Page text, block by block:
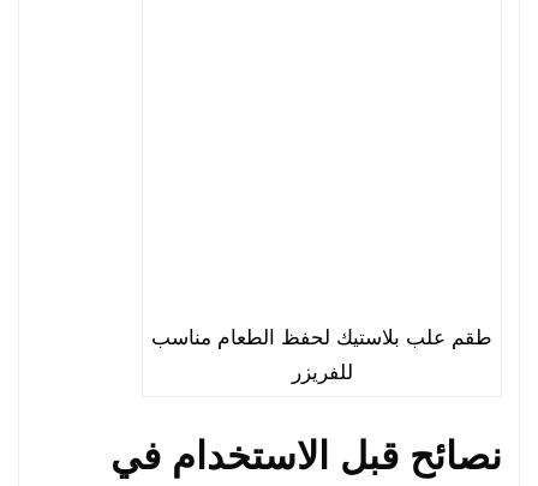
طقم علب بلاستيك لحفظ الطعام مناسب
للفريزر
نصائح قبل الاستخدام في